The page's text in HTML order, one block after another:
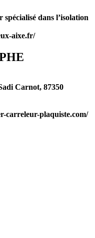
dans l’isolation
aixe.fr/
Carnot, 87350
carreleur-plaquiste.com/